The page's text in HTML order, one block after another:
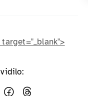
target="_blank">